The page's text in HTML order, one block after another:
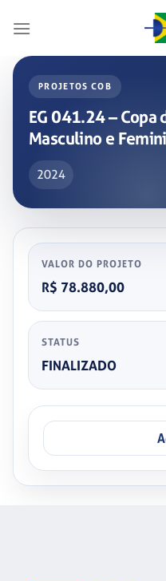
PROJETOS COB
EG 041.24 –
Masculino e
2024
VALOR DO PROJETO
R$ 78.880,00
STATUS
FINALIZADO